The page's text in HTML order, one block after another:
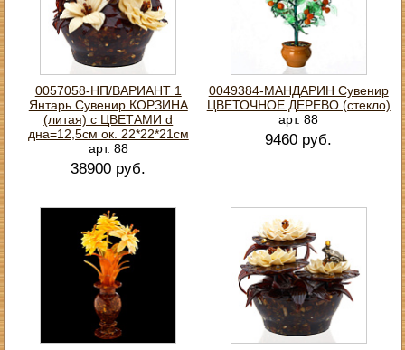
0057058-НП/ВАРИАНТ 1
Янтарь Сувенир КОРЗИНА
(литая) с ЦВЕТАМИ d
дна=12,5см ок. 22*22*21см
арт. 88
38900 руб.
0049384-МАНДАРИН Сувенир
ЦВЕТОЧНОЕ ДЕРЕВО (стекло)
арт. 88
9460 руб.